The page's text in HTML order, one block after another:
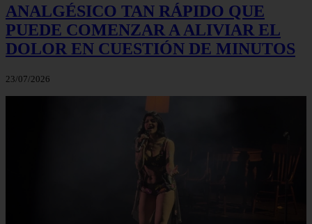
ANALGÉSICO TAN RÁPIDO QUE
PUEDE COMENZAR A ALIVIAR EL
DOLOR EN CUESTIÓN DE MINUTOS
23/07/2026